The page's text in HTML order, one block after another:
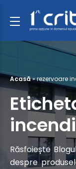
Acasă»rezervoare
Răsfoiește
despre